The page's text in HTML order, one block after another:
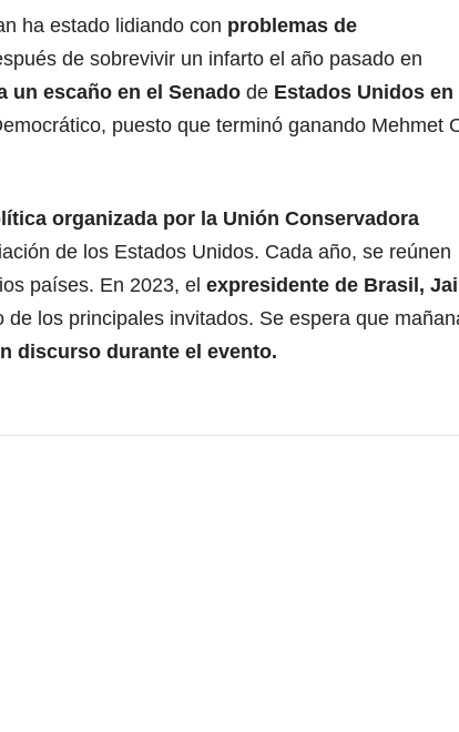
ha estado lidiando con problemas de
de sobrevivir un infarto el año pasado en
un escaño en el Senado de Estados Unidos en
puesto que terminó ganando Mehmet
organizada por la Unión Conservadora
de los Estados Unidos. Cada año, se reúnen
países. En 2023, el expresidente de Brasil,
de los principales invitados. Se espera que
discurso durante el evento.